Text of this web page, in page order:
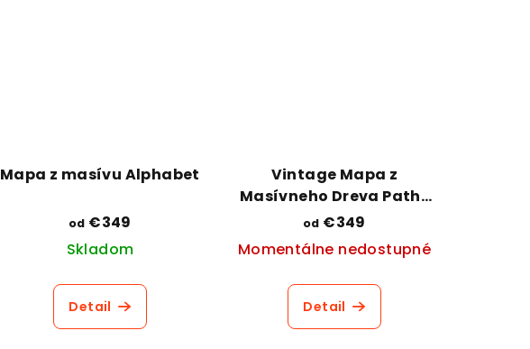
Mapa z masívu Alphabet
od €349
Skladom
Detail
Vintage Mapa z
Masívneho Dreva Paths
of the Unknown
od €349
Momentálne nedostupné
Detail